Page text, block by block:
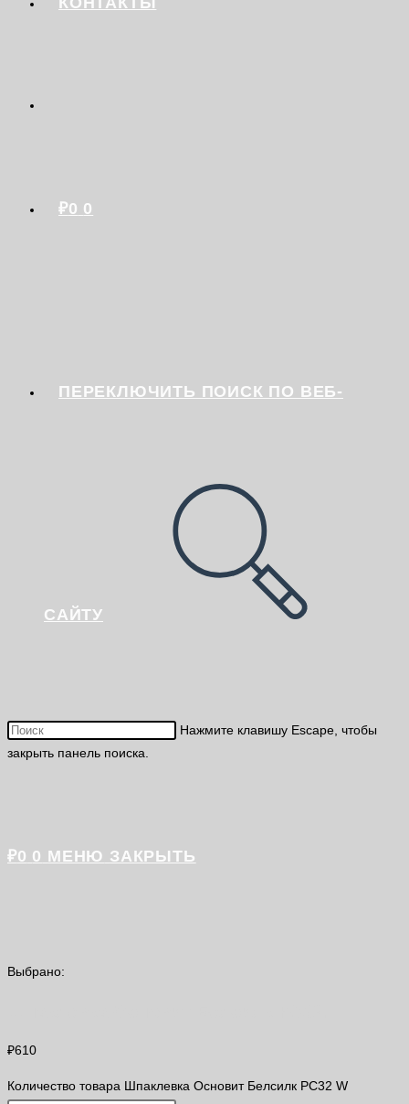
₽0 0
ПЕРЕКЛЮЧИТЬ ПОИСК ПО ВЕБ-
САЙТУ
Нажмите клавишу Escape, чтобы
закрыть панель поиска.
₽0 0 МЕНЮ ЗАКРЫТЬ
Выбрано:
₽610
Количество товара Шпаклевка Основит Белсилк PC32 W